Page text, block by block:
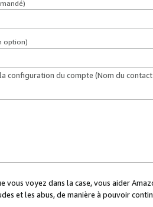
option)
configuration du compte (Nom du
vous voyez dans la case, vous aider
et les abus, de manière à pouvoir